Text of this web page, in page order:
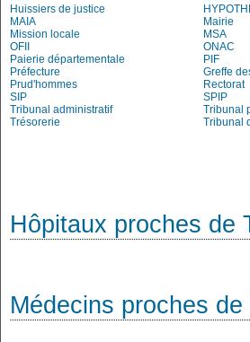
Huissiers de justice
MAIA
Mairie
Mission locale
MSA
OFII
ONAC
Paierie départementale
PIF
Préfecture
Greffe
Prud'hommes
Rectorat
SIP
SPIP
Tribunal administratif
Tribunal
Trésorerie
Tribunal
Hôpitaux proches de
Médecins proches de